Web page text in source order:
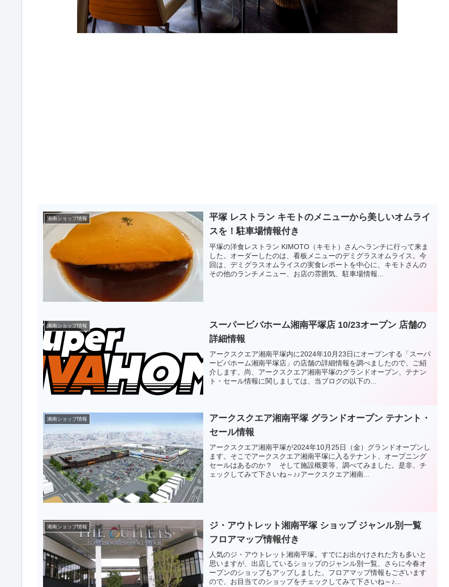
湘南ショップ情報
平塚 レストラン キモトのメニューから美しいオムライ
スを！駐車場情報付き
平塚の洋食レストラン KIMOTO（キモト）さんへランチに行って来ま
した。オーダーしたのは、看板メニューのデミグラスオムライス。今
回は、デミグラスオムライスの実食レポートを中心に、キモトさんの
その他のランチメニュー、お店の雰囲気、駐車場情報...
湘南ショップ情報
スーパービバホーム湘南平塚店 10/23オープン 店舗の
詳細情報
アークスクエア湘南平塚内に2024年10月23日にオープンする「スーパ
ービバホーム湘南平塚店」の店舗の詳細情報を調べましたので、ご紹
介します。尚、アークスクエア湘南平塚のグランドオープン、テナン
ト・セール情報に関しましては、当ブログの以下の...
湘南ショップ情報
アークスクエア湘南平塚 グランドオープン テナント・
セール情報
アークスクエア湘南平塚が2024年10月25日（金）グランドオープンし
ます。そこでアークスクエア湘南平塚に入るテナント、オープニング
セールはあるのか？ そして施設概要等、調べてみました。是非、チ
ェックしてみて下さいね～♪♪アークスクエア湘南...
湘南ショップ情報
ジ・アウトレット湘南平塚 ショップ ジャンル別一覧
フロアマップ情報付き
人気のジ・アウトレット湘南平塚。すでにお出かけされた方も多いと
思いますが、出店しているショップのジャンル別一覧、さらに今春オ
ープンのショップもアップしました。フロアマップ情報もございます
ので、お目当てのショップをチェックしてみて下さいね～♪...